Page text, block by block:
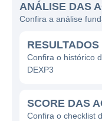
a redução dos
clientes,
operações.
A empresa
sistemas de
consultoria
ANÁLISE DAS
Confira a análise
RESULTADOS
Confira o histórico
DEXP3
SCORE DAS
Confira o checklist